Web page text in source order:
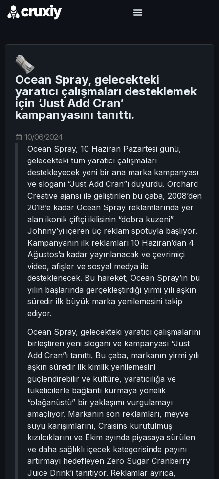
Ocean Spray, gelecekteki
yaratıcı çalışmaları desteklemek
için ‘Just Add Cran’
kampanyasını tanıttı.
10/06/2024
Ocean Spray, 10 Haziran Pazartesi günü,
gelecekteki tüm yaratıcı çalışmaları
destekleyecek yeni bir ana marka kampanyası
ve sloganı “Just Add Cran”ı duyurdu. Orchard
Creative ajansı ile geliştirilen bu çaba, 2008’den
2018’e kadar Ocean Spray reklamlarında yer
alan ikonik çiftçi ikilisinin “dobra kuzeni”
Johnny’yi içeren üç reklam spotuyla başlıyor.
Kampanyanın ilk reklamları 10 Haziran’dan 4
Ağustos’a kadar yayınlanacak ve çevrimiçi
video, afişler ve sosyal medya ile
desteklenecek. Bu hareket, Ocean Spray’in bu
yılın başlarında gerçekleştirdiği yirmi yılı aşkın
süredir ilk büyük marka yenilemesini takip
ediyor.
Ocean Spray, gelecekteki yaratıcı çalışmalarını
birleştiren yeni sloganı ve kampanyası “Just
Add Cran”ı tanıttı. Bu çaba, markanın yirmi yılı
aşkın süredir ilk kimlik yenilemesini
güçlendirebilir ve kültüre, yaratıcılığa ve
tüketicilerle bağlantı kurmaya yönelik
“olağanüstü” bir yaklaşımı vurgulamayı
amaçlıyor. Markanın son reklamları, meyve
suyu karışımlarını, Craisins kurutulmuş
kızılcıklarını ve Ekim ayında piyasaya sürülen
ve daha sağlıklı içecek kategorisinde payını
artırmayı hedefleyen Zero Sugar Cranberry
Juice Drink’i tanıtıyor. Reklamlar ayrıca,